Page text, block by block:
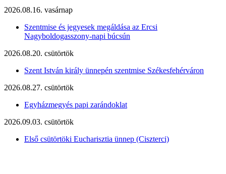
2026.08.16. vasárnap
Szentmise és jegyesek megáldása az Ercsi
Nagyboldogasszony-napi búcsún
2026.08.20. csütörtök
Szent István király ünnepén szentmise Székesfehérváron
2026.08.27. csütörtök
Egyházmegyés papi zarándoklat
2026.09.03. csütörtök
Első csütörtöki Eucharisztia ünnep (Ciszterci)